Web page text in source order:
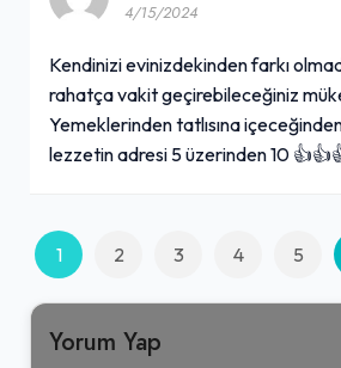
4/15/2024
Kendinizi evinizdekinden farkı
rahatça vakit geçirebileceğiniz
Yemeklerinden tatlısına
lezzetin adresi 5 üzerinden 10
1 2 3 4 5
Yorum Yap